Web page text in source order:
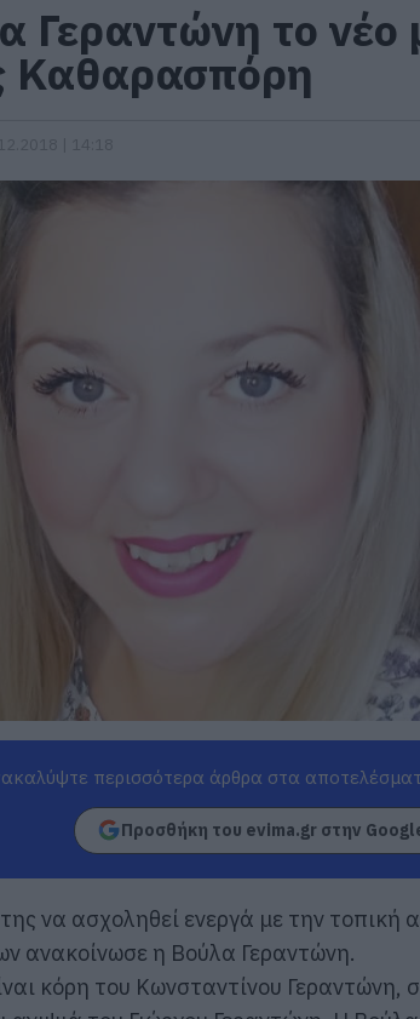
Γεραντώνη το νέο
Καθαρασπόρη
περισσότερα άρθρα στα
Προσθήκη του evima.gr στην
να ασχοληθεί ενεργά με την τοπική
ανακοίνωσε η Βούλα Γεραντώνη.
κόρη του Κωνσταντίνου Γεραντώνη,